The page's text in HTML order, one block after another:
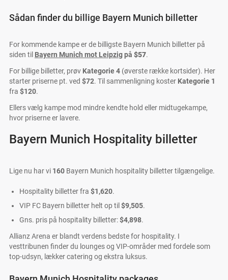
Sådan finder du billige Bayern Munich billetter
For kommende kampe er de billigste Bayern Munich billetter på
siden til Bayern Munich mot Leipzigpå $57.
For billige billetter, prøv Kategorie 4 (øverste række kortsider). Her
starter priserne pt. ved $72. Til sammenligning koster Kategorie 1
fra $120.
Ellers vælg kampe mod mindre kendte hold eller midtugekampe,
hvor priserne er lavere.
Bayern Munich Hospitality billetter
Lige nu har vi 160 Bayern Munich hospitality billetter tilgængelige.
Hospitality billetter fra $1,620.
VIP FC Bayern billetter helt op til $9,505.
Gns. pris på hospitality billetter:$4,898.
Allianz Arena er blandt verdens bedste for hospitality. I
vesttribunen finder du lounges og VIP-områder med fordele som
top-udsyn, lækker catering og ekstra luksus.